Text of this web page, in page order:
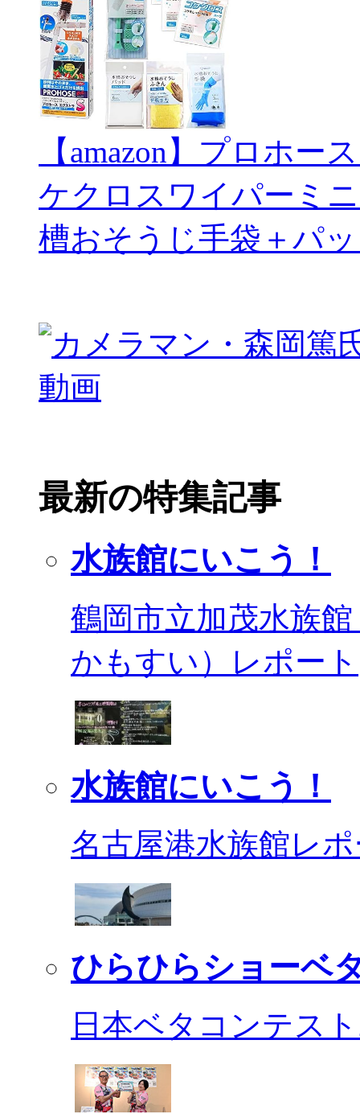
【amazon】プロホー
ケクロスワイパーミ
槽おそうじ手袋＋パ
最新の特集記事
水族館にいこう！
鶴岡市立加茂水族
かもすい）レポート
水族館にいこう！
名古屋港水族館レ
ひらひらショーベ
日本ベタコンテス